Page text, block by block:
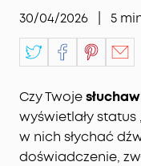
30/04/2026 5
Czy Twoje
wyświetlały status
w nich słychać
doświadczenie,